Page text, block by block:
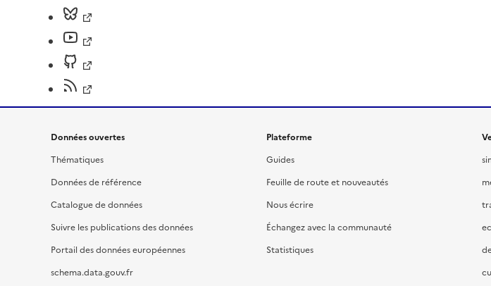
Données ouvertes
Thématiques
Données de référence
Catalogue de données
Suivre les publications des données
Portail des données européennes
schema.data.gouv.fr
Plateforme
Guides
Feuille de route et nouveautés
Nous écrire
Échangez avec la communauté
Statistiques